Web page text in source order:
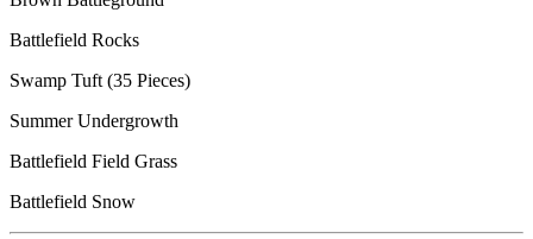
Battlefield Rocks
Swamp Tuft (35 Pieces)
Summer Undergrowth
Battlefield Field Grass
Battlefield Snow